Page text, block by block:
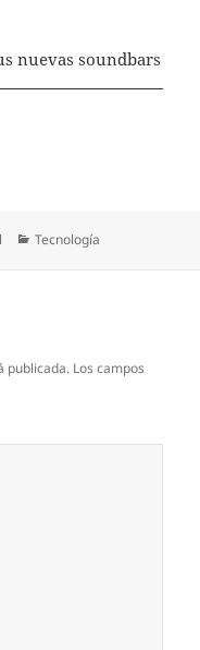
nuevas soundbars
Categorías
Tecnología
publicada. Los campos